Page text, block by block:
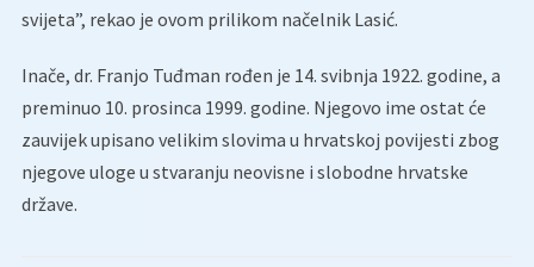
svijeta”, rekao je ovom prilikom načelnik Lasić.
Inače, dr. Franjo Tuđman rođen je 14. svibnja 1922. godine, a
preminuo 10. prosinca 1999. godine. Njegovo ime ostat će
zauvijek upisano velikim slovima u hrvatskoj povijesti zbog
njegove uloge u stvaranju neovisne i slobodne hrvatske
države.